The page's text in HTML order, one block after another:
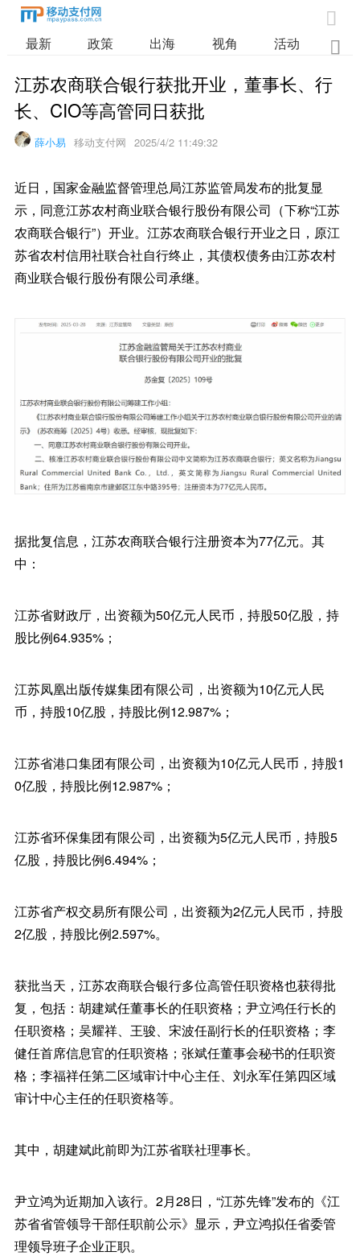

最新 政策 出海 视角 活动 业

江苏农商联合银行获批开业，董事长、行
长、CIO等高管同日获批
薛小易 移动支付网 2025/4/2 11:49:32
近日，国家金融监督管理总局江苏监管局发布的批复显
示，同意江苏农村商业联合银行股份有限公司（下称“江苏
农商联合银行”）开业。江苏农商联合银行开业之日，原江
苏省农村信用社联合社自行终止，其债权债务由江苏农村
商业联合银行股份有限公司承继。
据批复信息，江苏农商联合银行注册资本为77亿元。其
中：
江苏省财政厅，出资额为50亿元人民币，持股50亿股，持
股比例64.935%；
江苏凤凰出版传媒集团有限公司，出资额为10亿元人民
币，持股10亿股，持股比例12.987%；
江苏省港口集团有限公司，出资额为10亿元人民币，持股1
0亿股，持股比例12.987%；
江苏省环保集团有限公司，出资额为5亿元人民币，持股5
亿股，持股比例6.494%；
江苏省产权交易所有限公司，出资额为2亿元人民币，持股
2亿股，持股比例2.597%。
获批当天，江苏农商联合银行多位高管任职资格也获得批
复，包括：胡建斌任董事长的任职资格；尹立鸿任行长的
任职资格；吴耀祥、王骏、宋波任副行长的任职资格；李
健任首席信息官的任职资格；张斌任董事会秘书的任职资
格；李福祥任第二区域审计中心主任、刘永军任第四区域
审计中心主任的任职资格等。
其中，胡建斌此前即为江苏省联社理事长。
尹立鸿为近期加入该行。2月28日，“江苏先锋”发布的《江
苏省省管领导干部任职前公示》显示，尹立鸿拟任省委管
理领导班子企业正职。